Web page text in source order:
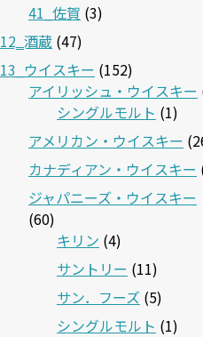
41_佐賀 (3)
12‗酒蔵 (47)
13_ウイスキー (152)
アイリッシュ・ウイスキー
シングルモルト (1)
アメリカン・ウイスキー
カナディアン・ウイスキー
ジャパニーズ・ウイスキー
(60)
キリン (4)
サントリー (11)
サン．フーズ (5)
シングルモルト (1)